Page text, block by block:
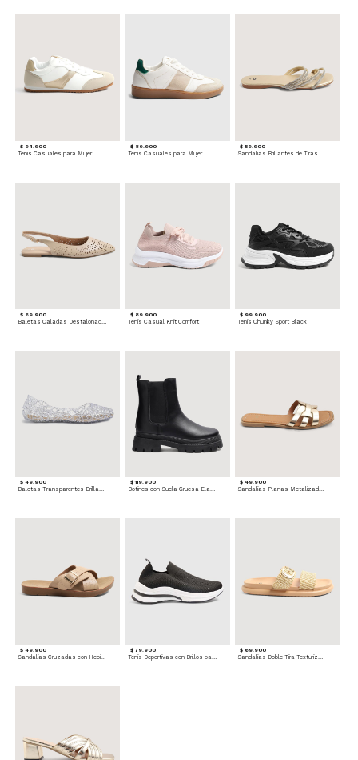
$ 94.900
Tenis Casuales para Mujer
$ 89.900
Tenis Casuales para Mujer
$ 59.900
Sandalias Brillantes de Tiras
$ 69.900 $ 89.900
Tenis Casual Knit Comfort
$ 99.900
Tenis Chunky Sport Black
$ 49.900
Baletas Transparentes Brillantes
$ 119.900
Botines con Suela Gruesa Elastizada
$ 49.900
Sandalias Planas Metalizadas
$ 49.900
Sandalias Cruzadas con Hebilla
$ 79.900
Tenis Deportivas con Brillos para mujer
$ 69.900
Sandalias Doble Tira Texturizada